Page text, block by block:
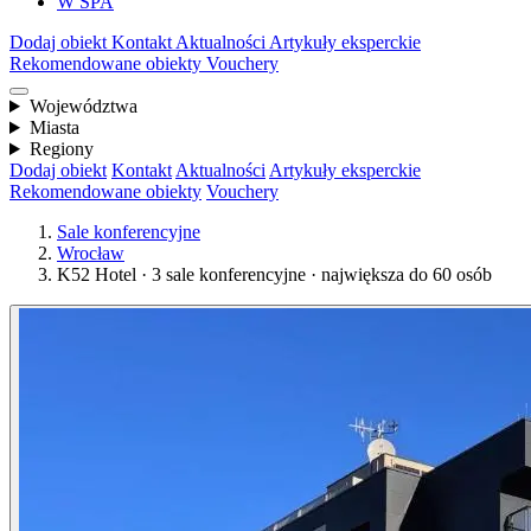
Dodaj obiekt Kontakt Aktualności Artykuły eksperckie
Rekomendowane obiekty Vouchery
Województwa
Miasta
Regiony
Dodaj obiekt Kontakt Aktualności Artykuły eksperckie
Rekomendowane obiekty Vouchery
Sale konferencyjne
Wrocław
K52 Hotel · 3 sale konferencyjne · największa do 60 osób